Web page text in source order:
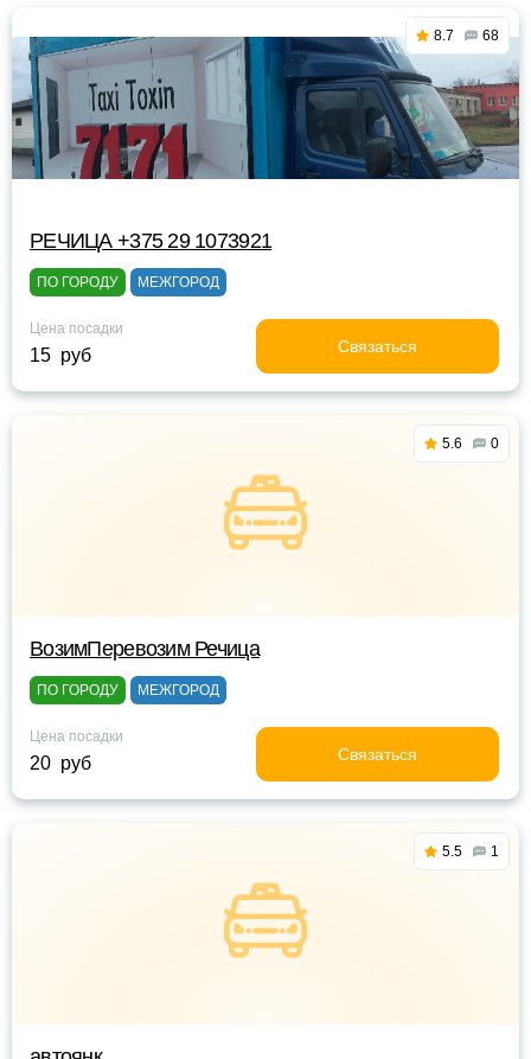
8.7 68
РЕЧИЦА +375 29 1073921
ПО ГОРОДУ МЕЖГОРОД
Цена посадки
15 руб Связаться
5.6 0
ВозимПеревозим Речица
ПО ГОРОДУ МЕЖГОРОД
Цена посадки
20 руб Связаться
5.5 1